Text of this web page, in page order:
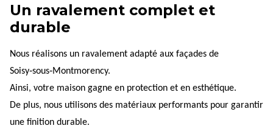
Un ravalement complet et
durable
Nous réalisons un ravalement adapté aux façades de
Soisy‑sous‑Montmorency.
Ainsi, votre maison gagne en protection et en esthétique.
De plus, nous utilisons des matériaux performants pour garantir
une finition durable.